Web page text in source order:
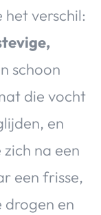
verschil:
schoon
die vocht
en
na een
een frisse,
en